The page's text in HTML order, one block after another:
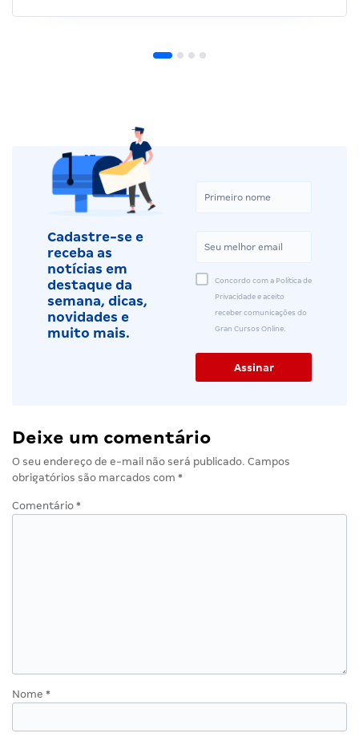
Cadastre-se e
receba as
notícias em
destaque da
semana, dicas,
novidades e
muito mais.
Concordo com a Política de
Privacidade e aceito
receber comunicações do
Gran Cursos Online.
Deixe um comentário
O seu endereço de e-mail não será publicado. Campos
obrigatórios são marcados com *
Comentário *
Nome *